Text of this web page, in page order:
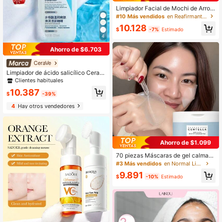
4
Ahorro de $6.703
CeraVe
Limpiador de ácido salicílico CeraV
e - Hidratante y reparador suave de
Clientes habituales
$10.387 -39%
4Hay otros vendedores
#6 Más vendidos
Limpiador Facial de Mochi de Arroz
/ Limpiador Facial Iluminador de Mo
Exfoliante Diario - Hidratante, Exfoli
do Tipo de Piel con Polvo de Arroz
& Agua de Arroz (4.23oz)
#10 Más vendidos en Reafirmante Limpiadores
$10.128 -7% Estimado
Ahorro de $1.099
70 piezas Máscaras de gel calmant
e con Centella Asiática y ácido hial
faciales hidratantes y calmantes | C
s sensibles con hidratación profund
#3 Más vendidos en Normal Limpiadores
$9.891 -10% Estimado